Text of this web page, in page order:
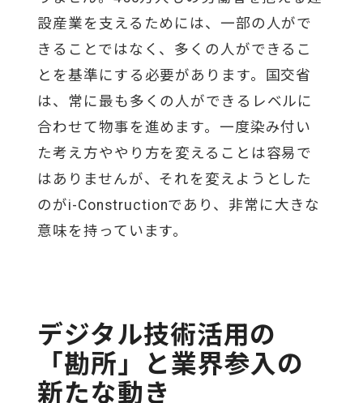
設産業を支えるためには、一部の人がで
きることではなく、多くの人ができるこ
とを基準にする必要があります。国交省
は、常に最も多くの人ができるレベルに
合わせて物事を進めます。一度染み付い
た考え方ややり方を変えることは容易で
はありませんが、それを変えようとした
のがi-Constructionであり、非常に大きな
意味を持っています。
デジタル技術活用の
「勘所」と業界参入の
新たな動き